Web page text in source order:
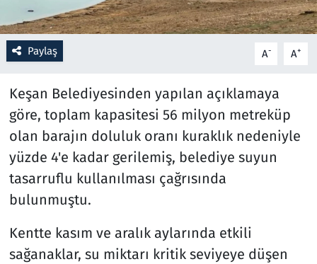
Paylaş A- A+
Keşan Belediyesinden yapılan açıklamaya
göre, toplam kapasitesi 56 milyon metreküp
olan barajın doluluk oranı kuraklık nedeniyle
yüzde 4'e kadar gerilemiş, belediye suyun
tasarruflu kullanılması çağrısında
bulunmuştu.
Kentte kasım ve aralık aylarında etkili
sağanaklar, su miktarı kritik seviyeye düşen
Savunma Sanayi
Spor
Teknoloji ve Bilim
Televizyon